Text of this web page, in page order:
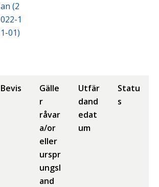
an (2
022-1
1-01)
Bevis
Gälle
r
råvar
a/or
eller
urspr
ungsl
and
Utfär
dand
edat
um
Statu
s